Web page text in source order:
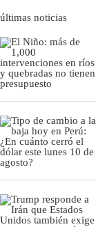
últimas noticias